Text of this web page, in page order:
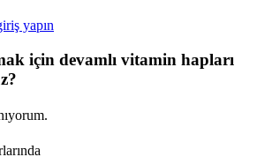
yapın
için devamlı vitamin hapları